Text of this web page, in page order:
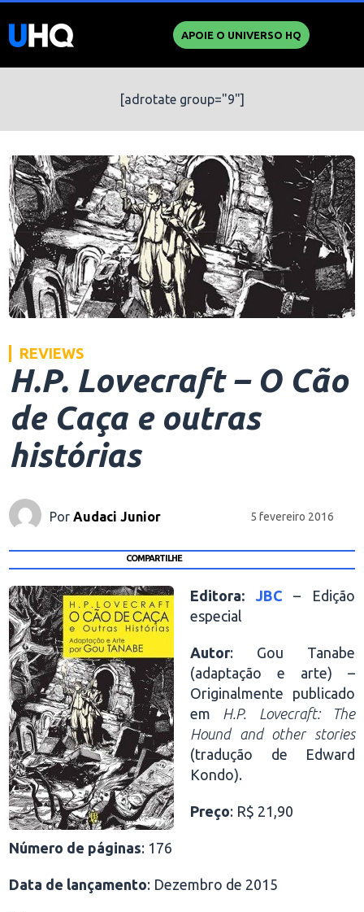
APOIE O UNIVERSO HQ
[adrotate group="9"]
REVIEWS
H.P. Lovecraft – O Cão
de Caça e outras
histórias
Por Audaci Junior 5 fevereiro 2016
COMPARTILHE
Editora: JBC – Edição
especial
Autor: Gou Tanabe
(adaptação e arte) –
Originalmente publicado
em H.P. Lovecraft: The
Hound and other stories
(tradução de Edward
Kondo).
Preço: R$ 21,90
Número de páginas: 176
Data de lançamento: Dezembro de 2015